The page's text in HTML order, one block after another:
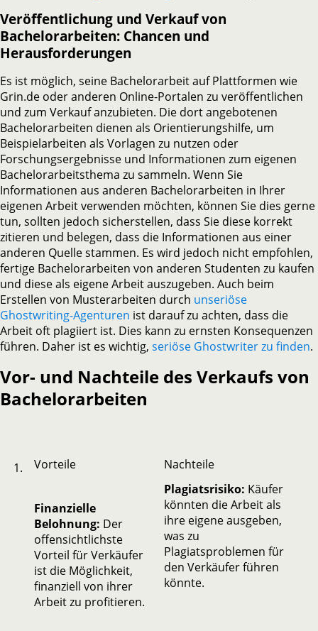
Veröffentlichung und Verkauf von
Bachelorarbeiten: Chancen und
Herausforderungen
Es ist möglich, seine Bachelorarbeit auf Plattformen wie
Grin.de oder anderen Online-Portalen zu veröffentlichen
und zum Verkauf anzubieten. Die dort angebotenen
Bachelorarbeiten dienen als Orientierungshilfe, um
Beispielarbeiten als Vorlagen zu nutzen oder
Forschungsergebnisse und Informationen zum eigenen
Bachelorarbeitsthema zu sammeln. Wenn Sie
Informationen aus anderen Bachelorarbeiten in Ihrer
eigenen Arbeit verwenden möchten, können Sie dies gerne
tun, sollten jedoch sicherstellen, dass Sie diese korrekt
zitieren und belegen, dass die Informationen aus einer
anderen Quelle stammen. Es wird jedoch nicht empfohlen,
fertige Bachelorarbeiten von anderen Studenten zu kaufen
und diese als eigene Arbeit auszugeben. Auch beim
Erstellen von Musterarbeiten durch unseriöse
Ghostwriting-Agenturen ist darauf zu achten, dass die
Arbeit oft plagiiert ist. Dies kann zu ernsten Konsequenzen
führen. Daher ist es wichtig, seriöse Ghostwriter zu finden.
Vor- und Nachteile des Verkaufs von
Bachelorarbeiten
Vorteile Nachteile
Finanzielle
Belohnung: Der
offensichtlichste
Vorteil für Verkäufer
ist die Möglichkeit,
finanziell von ihrer
Arbeit zu profitieren.
Plagiatsrisiko: Käufer
könnten die Arbeit als
ihre eigene ausgeben,
was zu
Plagiatsproblemen für
den Verkäufer führen
könnte.